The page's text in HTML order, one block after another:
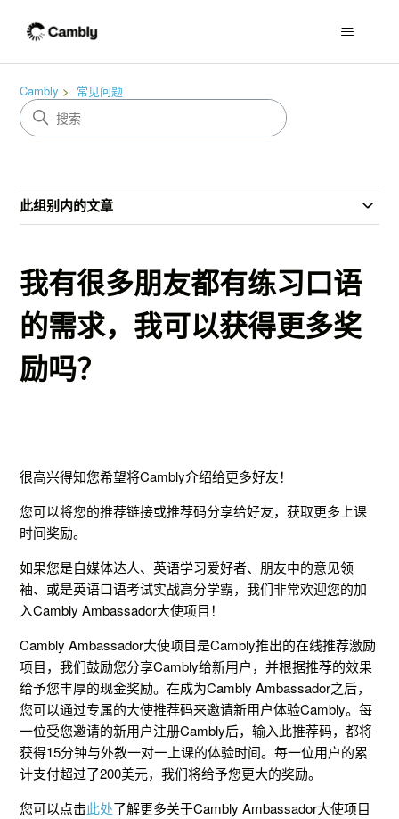
Cambly 常见问题
此组别内的文章
我有很多朋友都有练习口语
的需求，我可以获得更多奖
励吗？
很高兴得知您希望将Cambly介绍给更多好友！
您可以将您的推荐链接或推荐码分享给好友，获取更多上课
时间奖励。
如果您是自媒体达人、英语学习爱好者、朋友中的意见领
袖、或是英语口语考试实战高分学霸，我们非常欢迎您的加
入Cambly Ambassador大使项目！
Cambly Ambassador大使项目是Cambly推出的在线推荐激励
项目，我们鼓励您分享Cambly给新用户，并根据推荐的效果
给予您丰厚的现金奖励。在成为Cambly Ambassador之后，
您可以通过专属的大使推荐码来邀请新用户体验Cambly。每
一位受您邀请的新用户注册Cambly后，输入此推荐码，都将
获得15分钟与外教一对一上课的体验时间。每一位用户的累
计支付超过了200美元，我们将给予您更大的奖励。
您可以点击此处了解更多关于Cambly Ambassador大使项目